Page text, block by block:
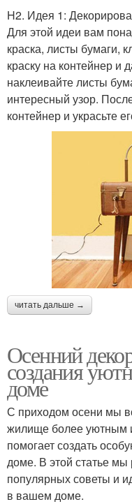
H2. Идея 1:
Для этой идеи вам
краска, листы бумаги,
краску на контейнер и
наклеивайте листы
интересный узор.
контейнер и украсьте
читать дальше →
Осенний
создания
доме
С приходом осени мы
жилище более уютным
помогает создать
доме. В этой статье
популярных советы и
в вашем доме.